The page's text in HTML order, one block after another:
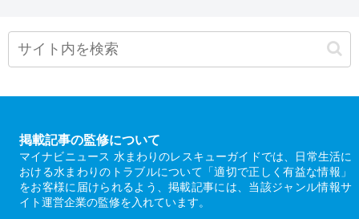
掲載記事の監修について
マイナビニュース 水まわりのレスキューガイドでは、日常生活に
おける水まわりのトラブルについて「適切で正しく有益な情報」
をお客様に届けられるよう、掲載記事には、当該ジャンル情報サ
イト運営企業の監修を入れています。